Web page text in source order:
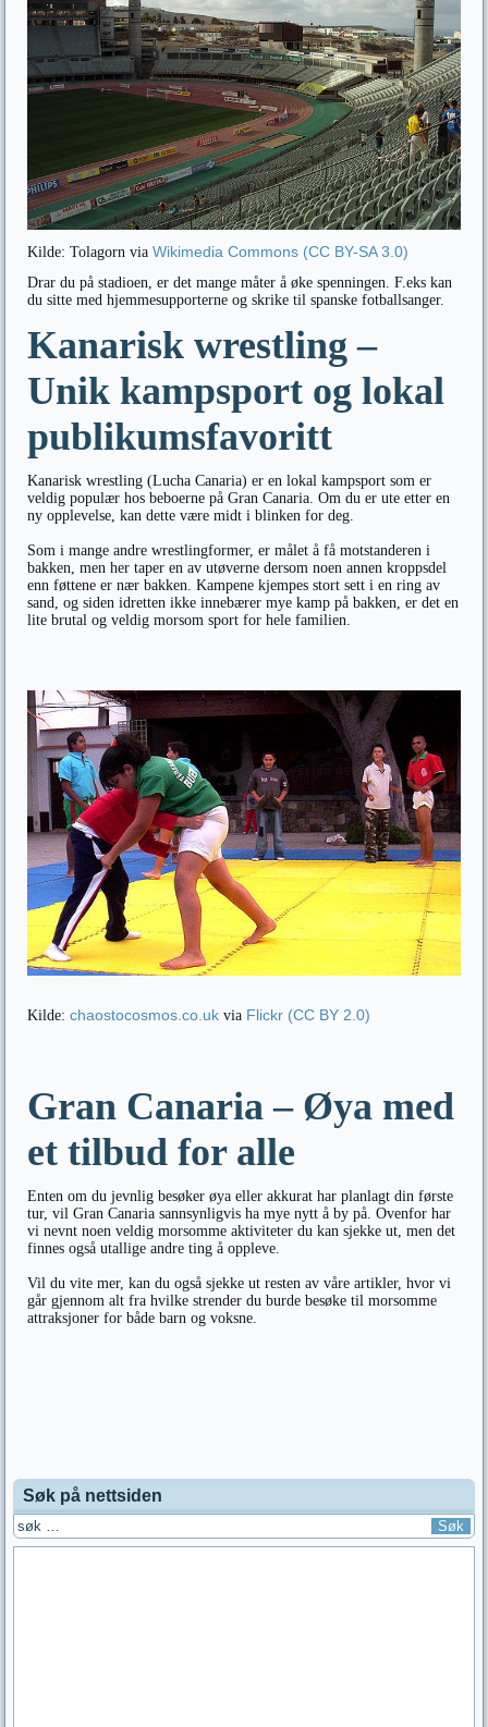
Kilde: Tolagorn viaWikimedia Commons (CC BY-SA 3.0)
Drar du på stadioen, er det mange måter å øke spenningen. F.eks kan
du sitte med hjemmesupporterne og skrike til spanske fotballsanger.
Kanarisk wrestling –
Unik kampsport og lokal
publikumsfavoritt
Kanarisk wrestling (Lucha Canaria) er en lokal kampsport som er
veldig populær hos beboerne på Gran Canaria. Om du er ute etter en
ny opplevelse, kan dette være midt i blinken for deg.
Som i mange andre wrestlingformer, er målet å få motstanderen i
bakken, men her taper en av utøverne dersom noen annen kroppsdel
enn føttene er nær bakken. Kampene kjempes stort sett i en ring av
sand, og siden idretten ikke innebærer mye kamp på bakken, er det en
lite brutal og veldig morsom sport for hele familien.
Kilde:chaostocosmos.co.uk via Flickr (CC BY 2.0)
Gran Canaria – Øya med
et tilbud for alle
Enten om du jevnlig besøker øya eller akkurat har planlagt din første
tur, vil Gran Canaria sannsynligvis ha mye nytt å by på. Ovenfor har
vi nevnt noen veldig morsomme aktiviteter du kan sjekke ut, men det
finnes også utallige andre ting å oppleve.
Vil du vite mer, kan du også sjekke ut resten av våre artikler, hvor vi
går gjennom alt fra hvilke strender du burde besøke til morsomme
attraksjoner for både barn og voksne.
Søk på nettsiden